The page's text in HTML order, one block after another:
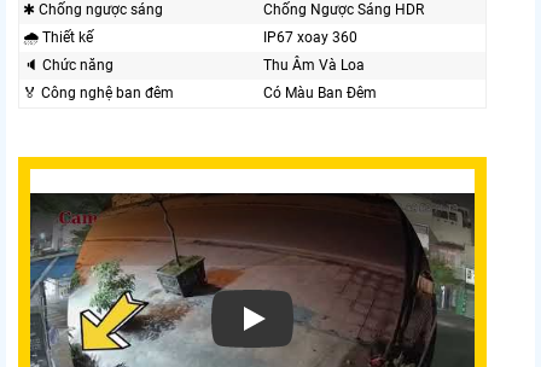
✱ Chống ngược sáng
Chống Ngược Sáng HDR
🌧️ Thiết kế
IP67 xoay 360
🔈 Chức năng
Thu Âm Và Loa
️🏅️ Công nghệ ban đêm
Có Màu Ban Ðêm